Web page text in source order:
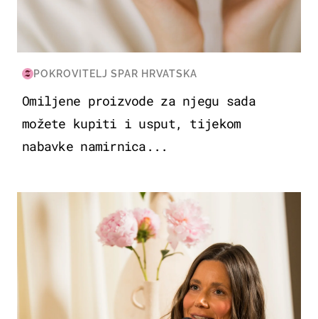
POKROVITELJ SPAR HRVATSKA
Omiljene proizvode za njegu sada
možete kupiti i usput, tijekom
nabavke namirnica...
MODA & LJEPOTA